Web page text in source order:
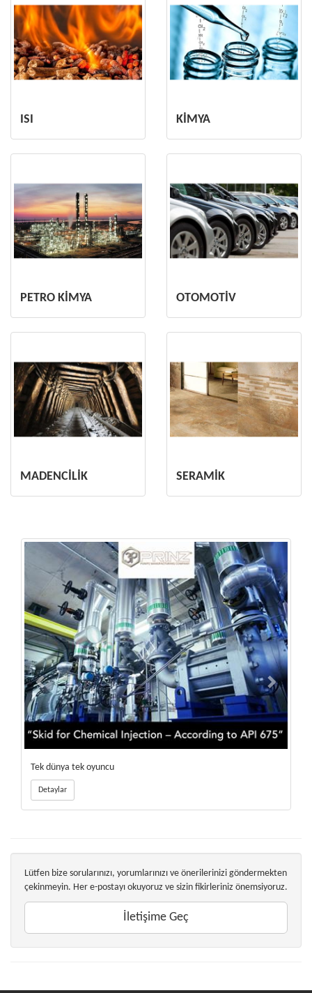
ISI KİMYA
PETRO KİMYA OTOMOTİV
MADENCİLİK SERAMİK
Tek dünya tek oyuncu
Detaylar
Lütfen bize sorularınızı, yorumlarınızı ve önerilerinizi göndermekten
çekinmeyin. Her e-postayı okuyoruz ve sizin fikirleriniz önemsiyoruz.
İletişime Geç